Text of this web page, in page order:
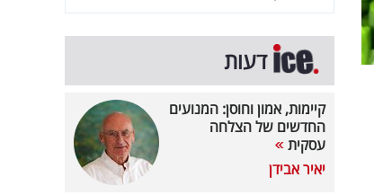
דעות
קיימות, אמון וחוסן: המנועים
החדשים של הצלחה
עסקית
יאיר אבידן